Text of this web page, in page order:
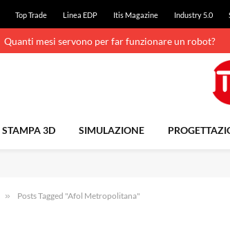
Top Trade Linea EDP Itis Magazine Industry 5.0
Quanti mesi servono per far funzionare un robot?
STAMPA 3D SIMULAZIONE
» Posts Tagged "Afol Metropolitana"